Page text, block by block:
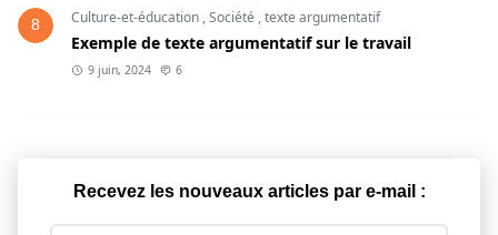
8 Culture-et-éducation ,Société ,texte argumentatif
Exemple de texte argumentatif sur le travail
9 juin, 2024 6
Recevez les nouveaux articles par e-mail :